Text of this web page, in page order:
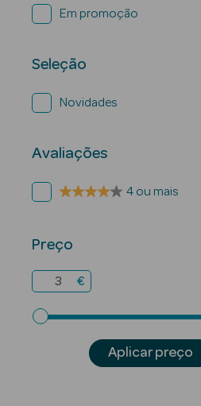
Em promoção
Seleção
Novidades
Avaliações
4 ou mais
Preço
€
Aplicar preço